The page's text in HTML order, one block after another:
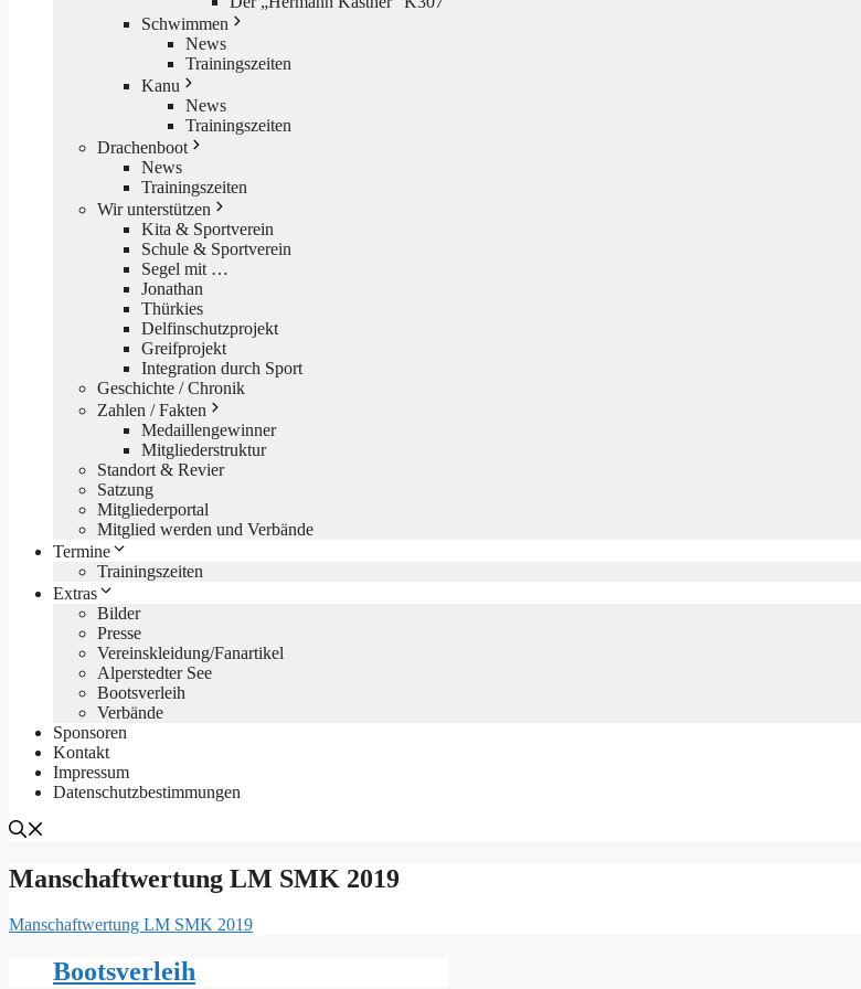
Schwimmen
News
Trainingszeiten
Kanu
News
Trainingszeiten
Drachenboot
News
Trainingszeiten
Wir unterstützen
Kita & Sportverein
Schule & Sportverein
Segel mit …
Jonathan
Thürkies
Delfinschutzprojekt
Greifprojekt
Integration durch Sport
Geschichte / Chronik
Zahlen / Fakten
Medaillengewinner
Mitgliederstruktur
Standort & Revier
Satzung
Mitgliederportal
Mitglied werden und Verbände
Termine
Trainingszeiten
Extras
Bilder
Presse
Vereinskleidung/Fanartikel
Alperstedter See
Bootsverleih
Verbände
Sponsoren
Kontakt
Impressum
Datenschutzbestimmungen
Manschaftwertung LM SMK 2019
Manschaftwertung LM SMK 2019
Bootsverleih